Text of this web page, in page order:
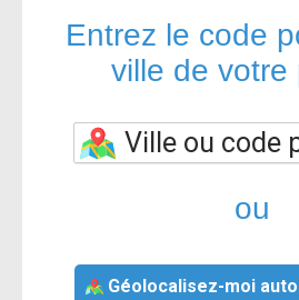
Entrez le code
ville de votre
ou
Géolocalisez-moi